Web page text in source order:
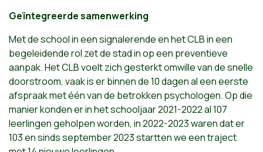
Geïntegreerde samenwerking
Met de school in een signalerende en het CLB in een
begeleidende rol zet de stad in op een preventieve
aanpak. Het CLB voelt zich gesterkt omwille van de snelle
doorstroom, vaak is er binnen de 10 dagen al een eerste
afspraak met één van de betrokken psychologen. Op die
manier konden er in het schooljaar 2021-2022 al 107
leerlingen geholpen worden, in 2022-2023 waren dat er
103 en sinds september 2023 startten we een traject